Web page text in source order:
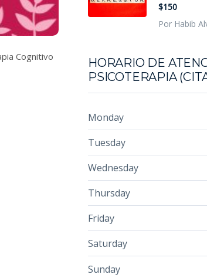
Cognitivo
$150
Por Habib
HORARIO DE
PSICOTERAPIA
Monday
Tuesday
Wednesday
Thursday
Friday
Saturday
Sunday